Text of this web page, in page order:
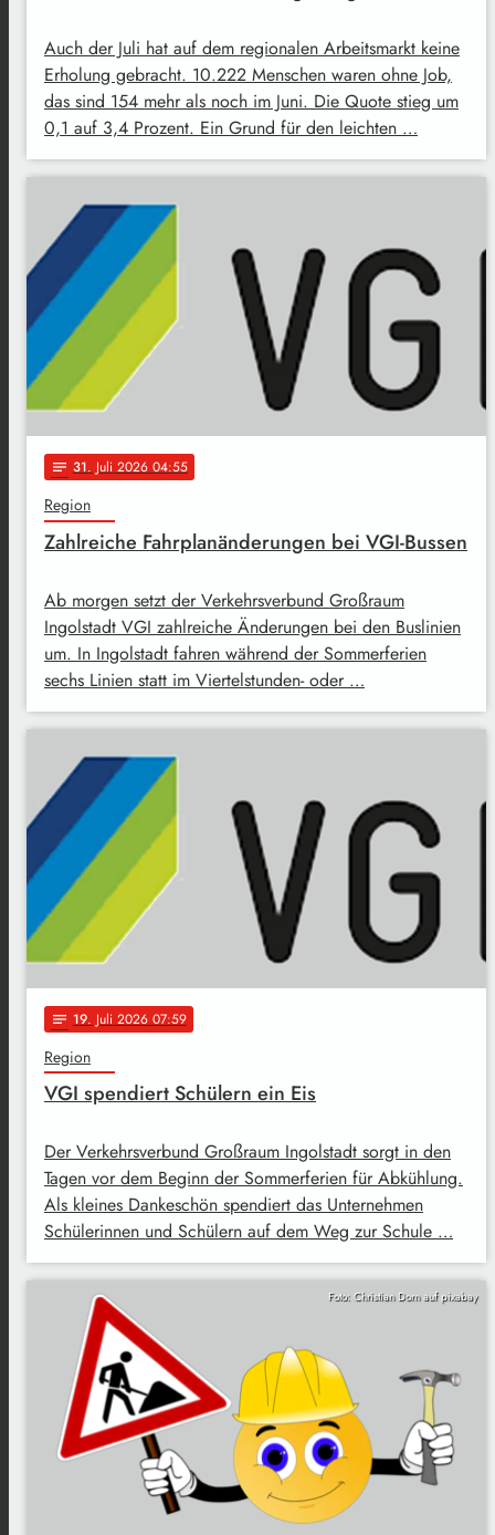
Auch der Juli hat auf dem regionalen Arbeitsmarkt keine
Erholung gebracht. 10.222 Menschen waren ohne Job,
das sind 154 mehr als noch im Juni. Die Quote stieg um
0,1 auf 3,4 Prozent. Ein Grund für den leichten …
notes 31. Juli 2026 04:55
Region
Zahlreiche Fahrplanänderungen bei VGI-Bussen
Ab morgen setzt der Verkehrsverbund Großraum
Ingolstadt VGI zahlreiche Änderungen bei den Buslinien
um. In Ingolstadt fahren während der Sommerferien
sechs Linien statt im Viertelstunden- oder …
notes 19. Juli 2026 07:59
Region
VGI spendiert Schülern ein Eis
Der Verkehrsverbund Großraum Ingolstadt sorgt in den
Tagen vor dem Beginn der Sommerferien für Abkühlung.
Als kleines Dankeschön spendiert das Unternehmen
Schülerinnen und Schülern auf dem Weg zur Schule …
Foto: Christian Dorn auf pixabay